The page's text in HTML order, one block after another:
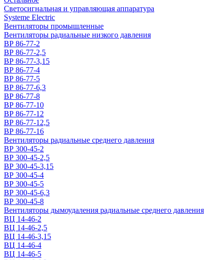
Светосигнальная и управляющая аппаратура
Systeme Electric
Вентиляторы промышленные
Вентиляторы радиальные низкого давления
ВР 86-77-2
ВР 86-77-2,5
ВР 86-77-3,15
ВР 86-77-4
ВР 86-77-5
ВР 86-77-6,3
ВР 86-77-8
ВР 86-77-10
ВР 86-77-12
ВР 86-77-12,5
ВР 86-77-16
Вентиляторы радиальные среднего давления
ВР 300-45-2
ВР 300-45-2,5
ВР 300-45-3,15
ВР 300-45-4
ВР 300-45-5
ВР 300-45-6,3
ВР 300-45-8
Вентиляторы дымоудаления радиальные среднего давления
ВЦ 14-46-2
ВЦ 14-46-2,5
ВЦ 14-46-3,15
ВЦ 14-46-4
ВЦ 14-46-5